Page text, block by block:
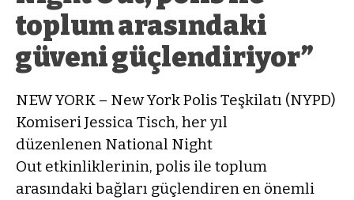
toplum arasındaki
güveni güçlendiriyor”
NEW YORK – New York Polis Teşkilatı (NYPD)
Komiseri Jessica Tisch, her yıl
düzenlenen National Night
Out etkinliklerinin, polis ile toplum
arasındaki bağları güçlendiren en önemli